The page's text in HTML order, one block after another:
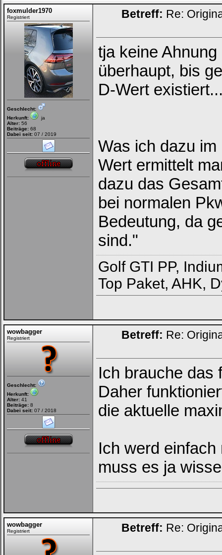
foxmulder1970
Registriert
Geschlecht:
Herkunft:
ja
Alter: 56
Beiträge: 68
Dabei seit: 07 / 2019
Betreff: Re:
tja keine
überhaupt, bis
D-Wert
Was ich dazu
Wert ermittelt
dazu das
bei normalen
Bedeutung, da
sind."
Golf GTI PP,
Top Paket, AHK,
wowbagger
Registriert
Geschlecht:
Herkunft:
Alter: 41
Beiträge: 8
Dabei seit: 07 / 2018
Betreff: Re:
Ich brauche das
Daher
die aktuelle
Ich werd
muss es ja
wowbagger
Registriert Betreff: Re: